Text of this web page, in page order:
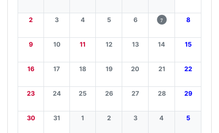
2 3 4 5 6 7 8
9 10 11 12 13 14 15
16 17 18 19 20 21 22
23 24 25 26 27 28 29
30 31 1 2 3 4 5